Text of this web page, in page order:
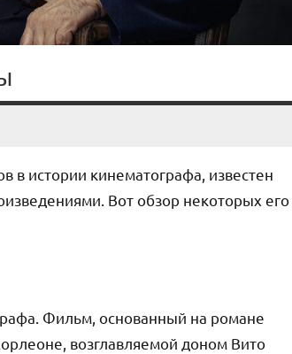
истории кинематографа, известен
Вот обзор некоторых его
Фильм, основанный на романе
возглавляемой доном Вито